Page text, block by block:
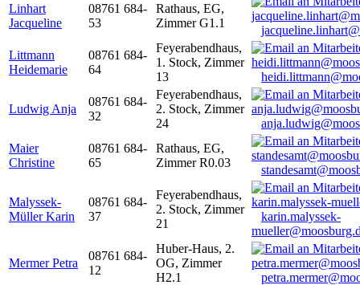
Linhart
Jacqueline
08761 684-
53
Rathaus, EG,
Zimmer G1.1
Littmann
Heidemarie
08761 684-
64
Feyerabendhaus,
1. Stock, Zimmer
13
Ludwig Anja
08761 684-
32
Feyerabendhaus,
2. Stock, Zimmer
24
Maier
Christine
08761 684-
65
Rathaus, EG,
Zimmer R0.03
Malyssek-
Müller Karin
08761 684-
37
Feyerabendhaus,
2. Stock, Zimmer
21
karin.malyssek-
Mermer Petra
08761 684-
12
Huber-Haus, 2.
OG, Zimmer
H2.1